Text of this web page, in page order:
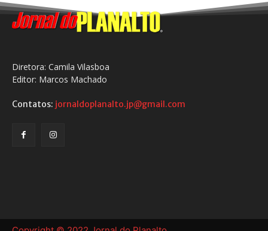
Diretora: Camila Vilasboa
Editor: Marcos Machado
Contatos: jornaldoplanalto.jp@gmail.com